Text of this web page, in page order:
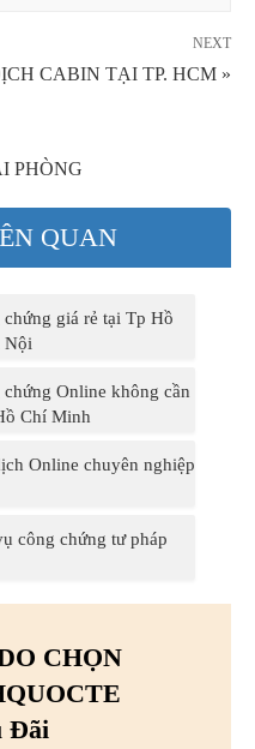
NEXT
CABIN TẠI TP. HCM »
PHÒNG
QUAN
giá rẻ tại Tp Hồ
Nội
Online không cần
Chí Minh
Online chuyên nghiệp
công chứng tư pháp
CHỌN
Đãi